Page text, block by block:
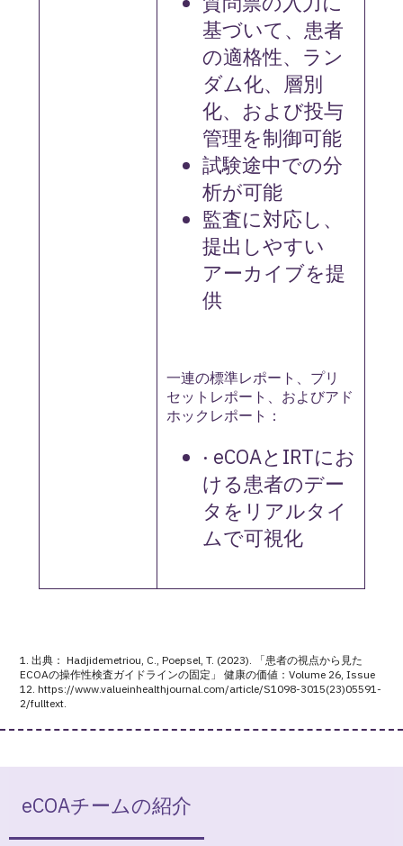
基づいて、患者
の適格性、ラン
ダム化、層別
化、および投与
管理を制御可能
試験途中での分
析が可能
監査に対応し、
提出しやすい
アーカイブを提
供
一連の標準レポート、プリ
セットレポート、およびアド
ホックレポート：
· eCOAとIRTにお
ける患者のデー
タをリアルタイ
ムで可視化
Suvoda eCOAおよびIRTは、当社の単一
の臨床試験技術プラットフォームに基
づき、転帰データの収集と提出を簡素
化します 。
Suvoda eCOAおよびIRTの管理アクティビティは、
合インターフェイスで表示されます。お問い合せ
内容：日常の業務がシンプル化されます。シーム
レスに共有されるデータ、合理化されたワークフ
臨床試験の専門家と患者にとって、
eCOAをシンプルにするデジタル体験。
の実証済みのIRT システムの最小限の外観と感触、
簡単なナビゲーション、患者中心のプロセスに基
づいて、ユーザー体験が構築されているからで
Suvoda IRTのプリセットレポートとア
ドホックレポートにより、リアルタイ
ムに
イスのアクティブ化、バッテリーレベル、および
同期ステータスを確認しようとしていますか？ す
べてのeCOAデータ変更の監査を行いますか？ 問題
1. 出典： Hadjidemetriou, C., Poepsel, T. (2023). 「患者の視点から見た
ECOAの操作性検査ガイドラインの固定」 健康の価値：Volume 26, Issue
12. https://www.valueinhealthjournal.com/article/S1098-3015(23)05591-
2/fulltext.
eCOAチームの紹介